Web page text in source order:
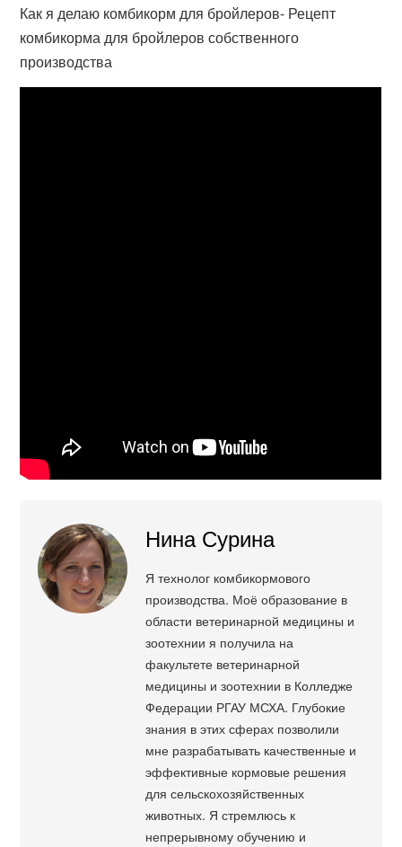
Как я делаю комбикорм для бройлеров- Рецепт
комбикорма для бройлеров собственного
производства
Нина Сурина
Я технолог комбикормового
производства. Моё образование в
области ветеринарной медицины и
зоотехнии я получила на
факультете ветеринарной
медицины и зоотехнии в Колледже
Федерации РГАУ МСХА. Глубокие
знания в этих сферах позволили
мне разрабатывать качественные и
эффективные кормовые решения
для сельскохозяйственных
животных. Я стремлюсь к
непрерывному обучению и